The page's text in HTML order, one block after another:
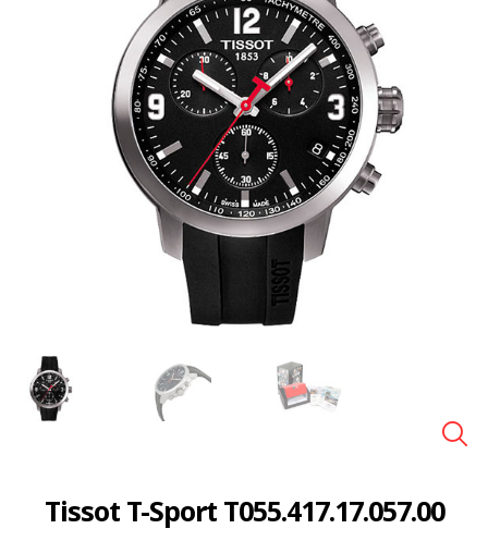
Tissot T-Sport T055.417.17.057.00